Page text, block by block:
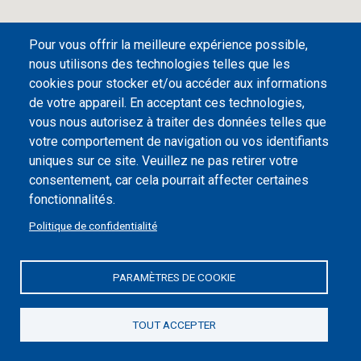
Desplegar/plegar índice
Vue sur la ville de Bilbao
Tarifs et horaires
1 Guggenheim Bilbao
Pour vous offrir la meilleure expérience possible,
nous utilisons des technologies telles que les
cookies pour stocker et/ou accéder aux informations
de votre appareil. En acceptant ces technologies,
vous nous autorisez à traiter des données telles que
votre comportement de navigation ou vos identifiants
uniques sur ce site. Veuillez ne pas retirer votre
consentement, car cela pourrait affecter certaines
fonctionnalités.
Politique de confidentialité
PARAMÈTRES DE COOKIE
TOUT ACCEPTER